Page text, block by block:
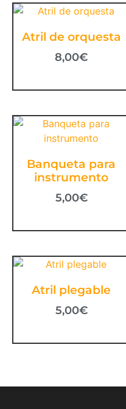
Atril de orquesta
8,00€
Banqueta para
instrumento
5,00€
Atril plegable
5,00€